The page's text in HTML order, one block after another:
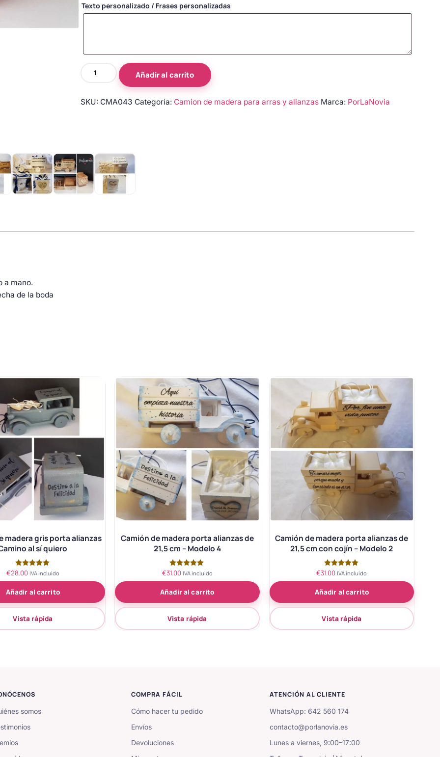
Texto personalizado / Frases personalizadas
Camión
para
Aquí
empieza
nuestra
historia
Añadir al carrito
SKU: CMA043 Categoría: Camion de madera para arras y alianzas Marca: PorLaNovia
a mano.
de la boda
madera gris porta alianzas
al sí quiero
Valorado
de 5
€28.00 IVA incluido
Añadir al carrito
Vista rápida
Camión de madera porta alianzas de
21,5 cm – Modelo 4
Valorado
de 5
€31.00 IVA incluido
Añadir al carrito
Vista rápida
Camión de madera porta alianzas de
21,5 cm con cojín – Modelo 2
Valorado
de 5
€31.00 IVA incluido
Añadir al carrito
Vista rápida
somos
COMPRA FÁCIL
Cómo hacer tu pedido
Envíos
Devoluciones
ATENCIÓN AL CLIENTE
WhatsApp: 642 560 174
contacto@porlanovia.es
Lunes a viernes, 9:00–17:00